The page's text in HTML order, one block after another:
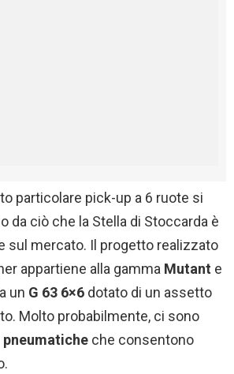
particolare pick-up a 6 ruote si
da ciò che la Stella di Stoccarda è
sul mercato. Il progetto realizzato
appartiene alla gamma Mutant e
un G 63 6×6 dotato di un assetto
Molto probabilmente, ci sono
che consentono